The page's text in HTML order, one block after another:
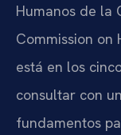
Humanos de la
Commission on
está en los
consultar con
fundamentos